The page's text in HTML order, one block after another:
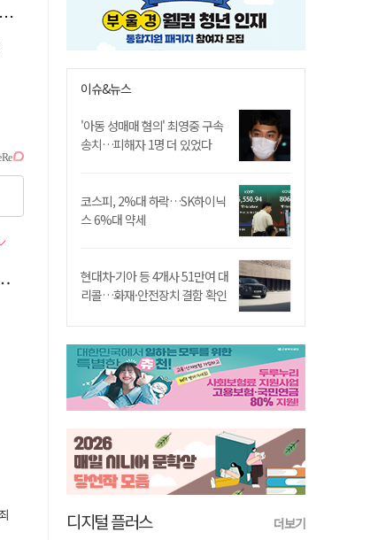
이슈&뉴스
'아동 성매매 혐의' 최영중 구속
송치…피해자 1명 더 있었다
코스피, 2%대 하락…SK하이닉
스 6%대 약세
현대차·기아 등 4개사 51만여 대
리콜…화재·안전장치 결함 확인
디지털 플러스 더보기